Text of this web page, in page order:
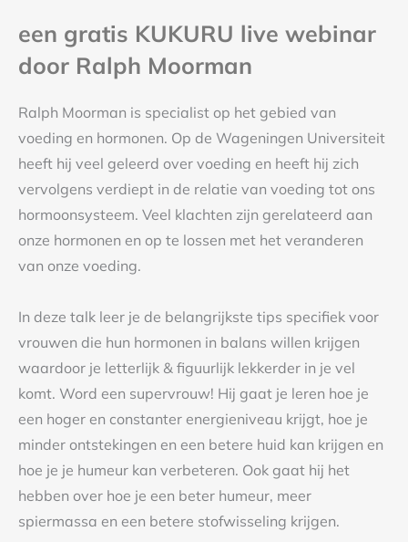
een gratis KUKURU live webinar
door Ralph Moorman
Ralph Moorman is specialist op het gebied van
voeding en hormonen. Op de Wageningen Universiteit
heeft hij veel geleerd over voeding en heeft hij zich
vervolgens verdiept in de relatie van voeding tot ons
hormoonsysteem. Veel klachten zijn gerelateerd aan
onze hormonen en op te lossen met het veranderen
van onze voeding.
In deze talk leer je de belangrijkste tips specifiek voor
vrouwen die hun hormonen in balans willen krijgen
waardoor je letterlijk & figuurlijk lekkerder in je vel
komt. Word een supervrouw! Hij gaat je leren hoe je
een hoger en constanter energieniveau krijgt, hoe je
minder ontstekingen en een betere huid kan krijgen en
hoe je je humeur kan verbeteren. Ook gaat hij het
hebben over hoe je een beter humeur, meer
spiermassa en een betere stofwisseling krijgen.